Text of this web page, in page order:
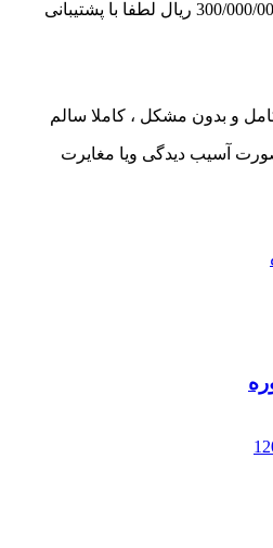
هزینه ارسال برای خرید زیر 300/000/000 ریال لطفا با پشتیبانی
و بدون مشکل ، کاملا سالم
آسیب دیدگی ویا مغایرت